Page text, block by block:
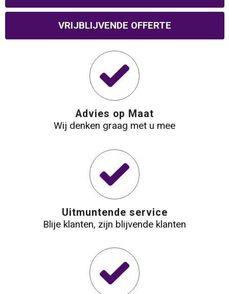
Toilettassen
Waterbestendige tassen
Reistassensets
VRIJBLIJVENDE OFFERTE
Advies op Maat
Wij denken graag met u mee
Uitmuntende service
Blije klanten, zijn blijvende klanten